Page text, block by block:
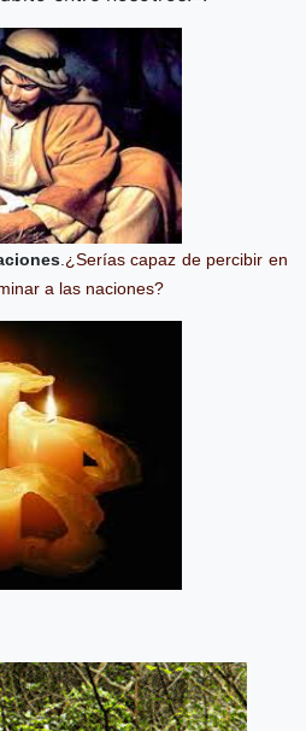
. ¿Serías capaz de percibir en
a las naciones?